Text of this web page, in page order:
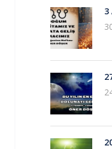
3